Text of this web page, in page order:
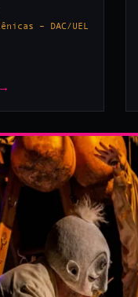
– DAC/UEL
→